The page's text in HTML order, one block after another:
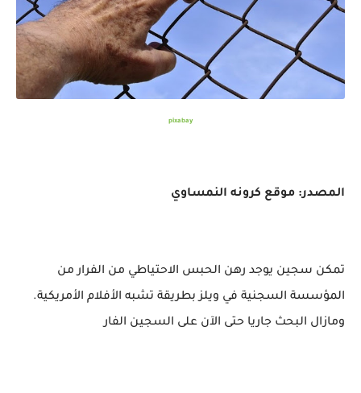
pixabay
المصدر: موقع كرونه النمساوي
تمكن سجين يوجد رهن الحبس الاحتياطي من الفرار من
المؤسسة السجنية في ويلز بطريقة تشبه الأفلام الأمريكية.
ومازال البحث جاريا حتى الآن على السجين الفار